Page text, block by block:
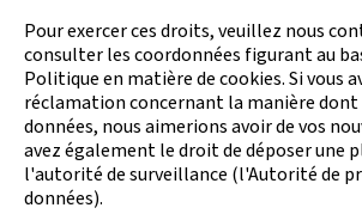
Pour exercer ces droits, veuillez nous
consulter les coordonnées figurant au
Politique en matière de cookies. Si vous
réclamation concernant la manière
données, nous aimerions avoir de vos
avez également le droit de déposer une
l'autorité de surveillance (l'Autorité de
données).